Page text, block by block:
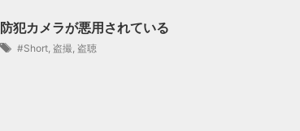
防犯カメラが悪用されている
#Short 盗撮 盗聴